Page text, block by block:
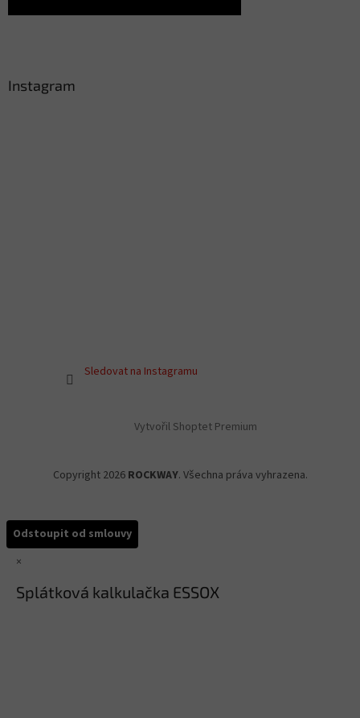
Instagram
Sledovat na Instagramu
Vytvořil Shoptet Premium
Copyright 2026 ROCKWAY. Všechna práva vyhrazena.
Odstoupit od smlouvy
×
Splátková kalkulačka ESSOX